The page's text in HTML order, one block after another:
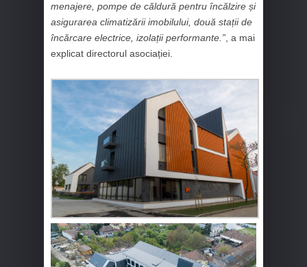
menajere, pompe de căldură pentru încălzire și
asigurarea climatizării imobilului, două stații de
încărcare electrice, izolații performante.”, a mai
explicat directorul asociației.